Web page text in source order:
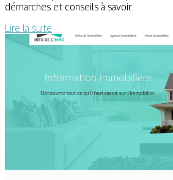
démarches et conseils à savoir.
Lire la suite